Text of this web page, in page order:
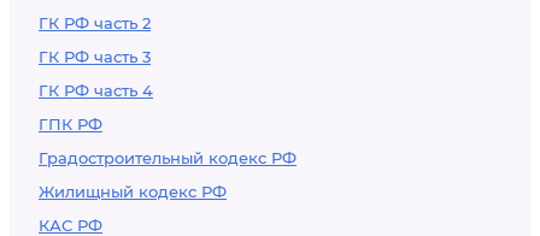
ГК РФ часть 2
ГК РФ часть 3
ГК РФ часть 4
ГПК РФ
Градостроительный кодекс РФ
Жилищный кодекс РФ
КАС РФ